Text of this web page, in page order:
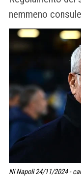
nemmeno
Ni Napoli 24/11/2024 -